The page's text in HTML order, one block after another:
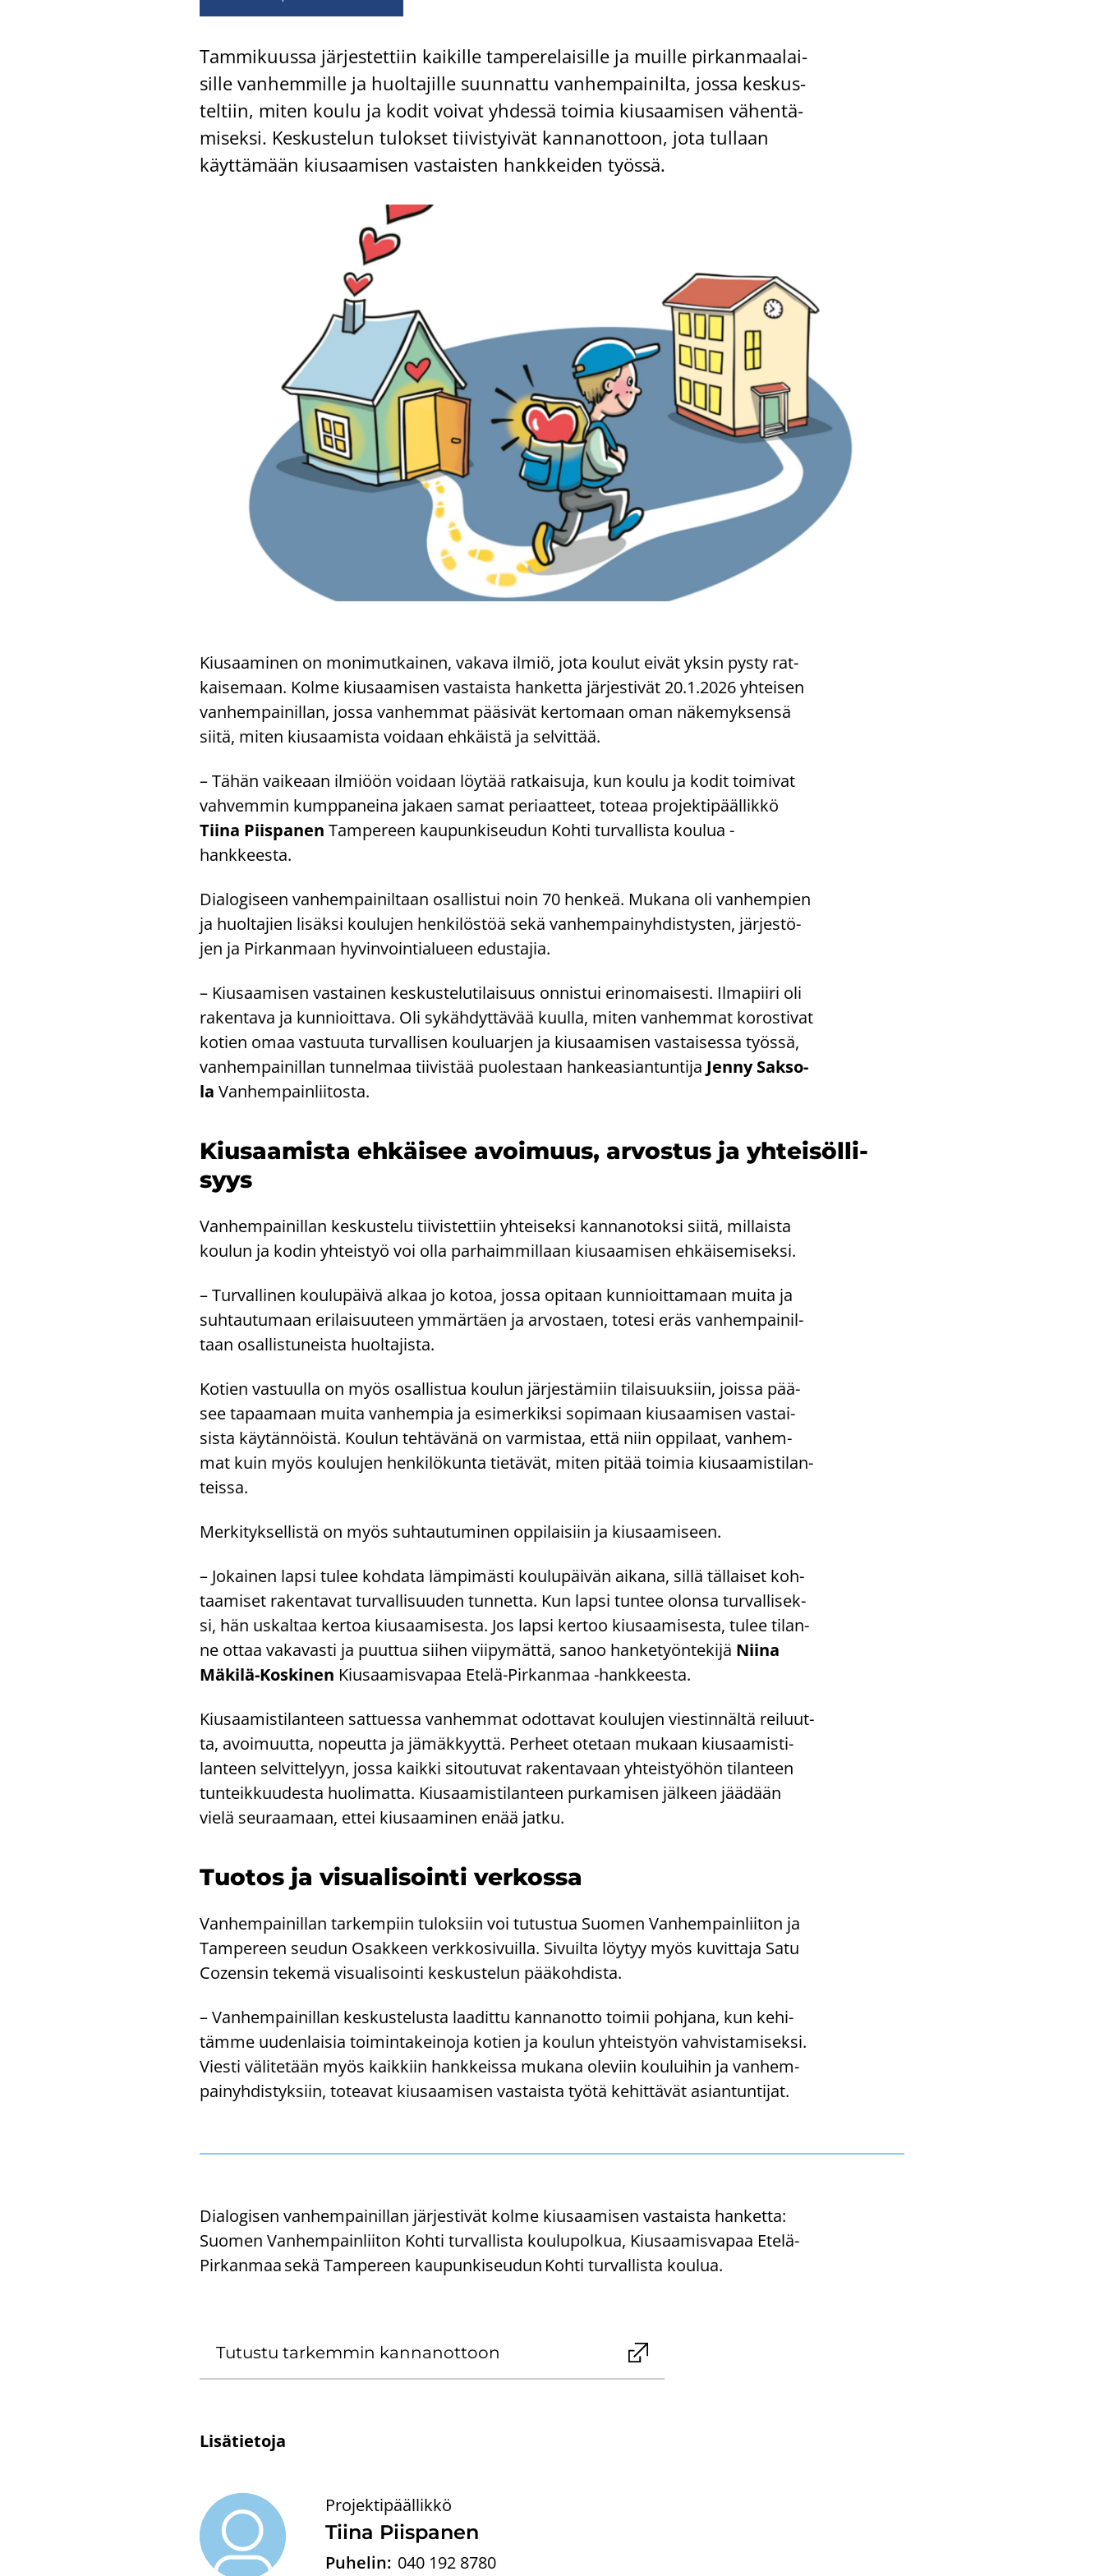
Tam­mi­kuus­sa jär­jes­tet­tiin kai­kil­le tam­pe­re­lai­sil­le ja muil­le pir­kan­maa­lai­
sil­le van­hem­mil­le ja huol­ta­jil­le suun­nat­tu van­hem­pai­nil­ta, jossa kes­kus­
tel­tiin, miten koulu ja kodit voi­vat yh­des­sä toi­mia kiusaa­mi­sen vä­hen­tä­
mi­sek­si. Kes­kus­te­lun tu­lok­set tii­vis­tyi­vät kan­nan­ot­toon, jota tul­laan
käyt­tä­mään kiusaa­mi­sen vas­tais­ten hank­kei­den työs­sä.
Kiusaa­mi­nen on mo­ni­mut­kai­nen, va­ka­va ilmiö, jota kou­lut eivät yksin pysty rat­
kai­se­maan. Kolme kiusaa­mi­sen vas­tais­ta han­ket­ta jär­jes­ti­vät 20.1.2026 yh­tei­sen
van­hem­pai­nil­lan, jossa van­hem­mat pää­si­vät ker­to­maan oman nä­ke­myk­sen­sä
siitä, miten kiusaa­mis­ta voi­daan eh­käis­tä ja sel­vit­tää.
– Tähän vai­ke­aan il­mi­öön voi­daan löy­tää rat­kai­su­ja, kun koulu ja kodit toi­mi­vat
vah­vem­min kump­pa­nei­na ja­kaen samat pe­ri­aat­teet, to­te­aa pro­jek­ti­pääl­lik­kö
Tiina Piis­pa­nen Tam­pe­reen kau­pun­ki­seu­dun Kohti tur­val­lis­ta kou­lua -​
hankkeesta.
Dia­lo­gi­seen van­hem­pai­nil­taan osal­lis­tui noin 70 hen­keä. Mu­ka­na oli van­hem­pien
ja huol­ta­jien li­säk­si kou­lu­jen hen­ki­lös­töä sekä van­hem­pai­nyh­dis­tys­ten, jär­jes­tö­
jen ja Pir­kan­maan hy­vin­voin­tia­lu­een edus­ta­jia.
– Kiusaa­mi­sen vas­tai­nen kes­kus­te­lu­ti­lai­suus on­nis­tui erin­omai­ses­ti. Il­ma­pii­ri oli
ra­ken­ta­va ja kun­nioit­ta­va. Oli sy­käh­dyt­tä­vää kuul­la, miten van­hem­mat ko­ros­ti­vat
ko­tien omaa vas­tuu­ta tur­val­li­sen kou­luar­jen ja kiusaa­mi­sen vas­tai­ses­sa työs­sä,
van­hem­pai­nil­lan tun­nel­maa tii­vis­tää puo­les­taan han­ke­asian­tun­ti­ja Jenny Sak­so­
la Van­hem­pain­lii­tos­ta.
Kiusaa­mis­ta eh­käi­see avoi­muus, ar­vos­tus ja yh­tei­söl­li­
syys
Van­hem­pai­nil­lan kes­kus­te­lu tii­vis­tet­tiin yh­tei­sek­si kan­na­no­tok­si siitä, mil­lais­ta
kou­lun ja kodin yh­teis­työ voi olla par­haim­mil­laan kiusaa­mi­sen eh­käi­se­mi­sek­si.
– Tur­val­li­nen kou­lu­päi­vä alkaa jo kotoa, jossa opi­taan kun­nioit­ta­maan muita ja
suh­tau­tu­maan eri­lai­suu­teen ym­mär­täen ja ar­vos­taen, to­te­si eräs van­hem­pai­nil­
taan osal­lis­tu­neis­ta huol­ta­jis­ta.
Ko­tien vas­tuul­la on myös osal­lis­tua kou­lun jär­jes­tä­miin ti­lai­suuk­siin, jois­sa pää­
see ta­paa­maan muita van­hem­pia ja esi­mer­kik­si so­pi­maan kiusaa­mi­sen vas­tai­
sis­ta käy­tän­nöis­tä. Kou­lun teh­tä­vä­nä on var­mis­taa, että niin op­pi­laat, van­hem­
mat kuin myös kou­lu­jen hen­ki­lö­kun­ta tie­tä­vät, miten pitää toi­mia kiusaa­mis­ti­lan­
teis­sa.
Mer­ki­tyk­sel­lis­tä on myös suh­tau­tu­mi­nen op­pi­lai­siin ja kiusaa­mi­seen.
– Jo­kai­nen lapsi tulee koh­da­ta läm­pi­mäs­ti kou­lu­päi­vän ai­ka­na, sillä täl­lai­set koh­
taa­mi­set ra­ken­ta­vat tur­val­li­suu­den tun­net­ta. Kun lapsi tun­tee olon­sa tur­val­li­sek­
si, hän us­kal­taa ker­toa kiusaa­mi­ses­ta. Jos lapsi ker­too kiusaa­mi­ses­ta, tulee ti­lan­
ne ottaa va­ka­vas­ti ja puut­tua sii­hen vii­py­mät­tä, sanoo han­ke­työn­te­ki­jä Niina
Mäkilä-​Koskinen Kiusaa­mis­va­paa Etelä-​Pirkanmaa -​hankkeesta.
Kiusaa­mis­ti­lan­teen sat­tues­sa van­hem­mat odot­ta­vat kou­lu­jen vies­tin­näl­tä rei­luut­
ta, avoi­muut­ta, no­peut­ta ja jä­mäk­kyyt­tä. Per­heet ote­taan mu­kaan kiusaa­mis­ti­
lan­teen sel­vit­te­lyyn, jossa kaik­ki si­tou­tu­vat ra­ken­ta­vaan yh­teis­työ­hön ti­lan­teen
tun­teik­kuu­des­ta huo­li­mat­ta. Kiusaa­mis­ti­lan­teen pur­ka­mi­sen jäl­keen jää­dään
vielä seu­raa­maan, ettei kiusaa­mi­nen enää jatku.
Tuo­tos ja vi­sua­li­soin­ti ver­kos­sa
Van­hem­pai­nil­lan tar­kem­piin tu­lok­siin voi tu­tus­tua Suo­men Van­hem­pain­lii­ton ja
Tam­pe­reen seu­dun Osak­keen verk­ko­si­vuil­la. Si­vuil­ta löy­tyy myös ku­vit­ta­ja Satu
Cozensin te­ke­mä vi­sua­li­soin­ti kes­kus­te­lun pää­koh­dis­ta.
– Van­hem­pai­nil­lan kes­kus­te­lus­ta laa­dit­tu kan­nan­ot­to toi­mii poh­ja­na, kun ke­hi­
täm­me uu­den­lai­sia toi­min­ta­kei­no­ja ko­tien ja kou­lun yh­teis­työn vah­vis­ta­mi­sek­si.
Vies­ti vä­li­te­tään myös kaik­kiin hank­keis­sa mu­ka­na ole­viin kou­lui­hin ja van­hem­
pai­nyh­dis­tyk­siin, to­tea­vat kiusaa­mi­sen vas­tais­ta työtä ke­hit­tä­vät asian­tun­ti­jat.
Dia­lo­gi­sen van­hem­pai­nil­lan jär­jes­ti­vät kolme kiusaa­mi­sen vas­tais­ta han­ket­ta:
Suo­men Van­hem­pain­lii­ton Kohti tur­val­lis­ta kou­lu­pol­kua, Kiusaa­mis­va­paa Etelä-​
Pirkanmaa sekä Tam­pe­reen kau­pun­ki­seu­dun Kohti tur­val­lis­ta kou­lua.
Tu­tus­tu tar­kem­min kan­nan­ot­toon
Li­sä­tie­to­ja
Tiina Piis­pa­nen
Projektipäällikkö
Puhelin: 040 192 8780